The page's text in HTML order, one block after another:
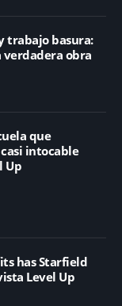
trabajo basura:
verdadera obra
que
intocable
Up
has Starfield
Level Up